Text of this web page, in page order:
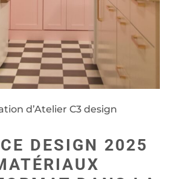
d’Atelier C3 design
DESIGN 2025